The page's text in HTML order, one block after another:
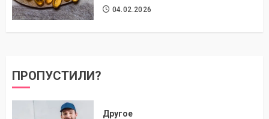
04.02.2026
ПРОПУСТИЛИ?
Другое